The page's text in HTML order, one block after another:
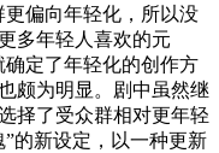
偏向年轻化，所以没
多年轻人喜欢的元
定了年轻化的创作方
颇为明显。剧中虽然继
择了受众群相对更年轻
的新设定，以一种更新